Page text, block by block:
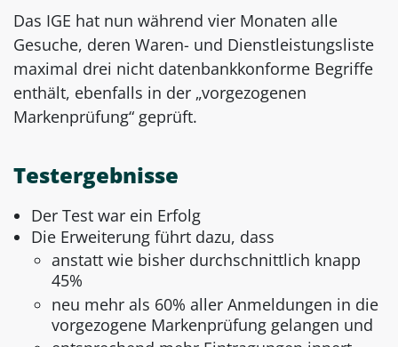
Das IGE hat nun während vier Monaten alle
Gesuche, deren Waren- und Dienstleistungsliste
maximal drei nicht datenbankkonforme Begriffe
enthält, ebenfalls in der „vorgezogenen
Markenprüfung“ geprüft.
Testergebnisse
Der Test war ein Erfolg
Die Erweiterung führt dazu, dass
anstatt wie bisher durchschnittlich knapp
45%
neu mehr als 60% aller Anmeldungen in die
vorgezogene Markenprüfung gelangen und